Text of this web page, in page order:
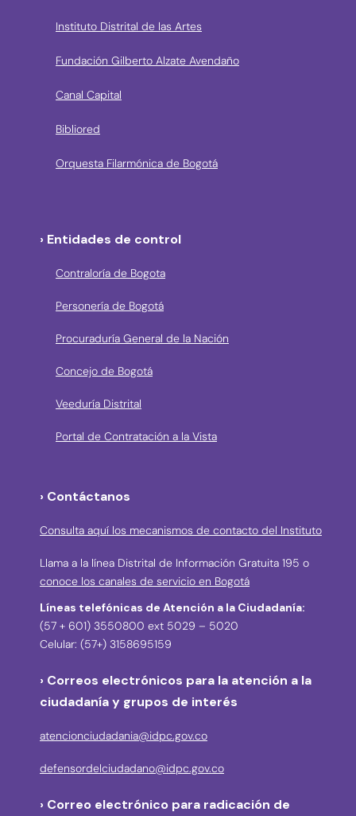
Instituto Distrital de las Artes
Fundación Gilberto Alzate Avendaño
Canal Capital
Bibliored
Orquesta Filarmónica de Bogotá
› Entidades de control
Contraloría de Bogota
Personería de Bogotá
Procuraduría General de la Nación
Concejo de Bogotá
Veeduría Distrital
Portal de Contratación a la Vista
› Contáctanos
Consulta aquí los mecanismos de contacto del Instituto
Llama a la línea Distrital de Información Gratuita 195 o
conoce los canales de servicio en Bogotá
Líneas telefónicas de Atención a la Ciudadanía:
(57 + 601) 3550800 ext 5029 – 5020
Celular: (57+) 3158695159
› Correos electrónicos para la atención a la
ciudadanía y grupos de interés
atencionciudadania@idpc.gov.co
defensordelciudadano@idpc.gov.co
› Correo electrónico para radicación de